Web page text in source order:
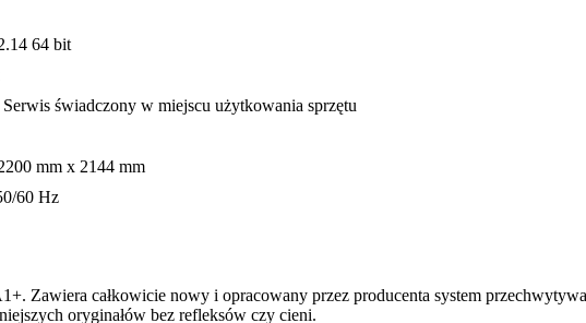
64 bit
Serwis świadczony w miejscu użytkowania sprzętu
mm x 2144 mm
60 Hz
Zawiera całkowicie nowy i opracowany przez producenta system
oryginałów bez refleksów czy cieni.